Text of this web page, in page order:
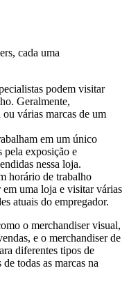
cada uma
podem visitar
Geralmente,
várias marcas de um
em um único
pela exposição e
nessa loja.
horário de trabalho
uma loja e visitar várias
atuais do empregador.
o merchandiser visual,
e o merchandiser de
diferentes tipos de
todas as marcas na